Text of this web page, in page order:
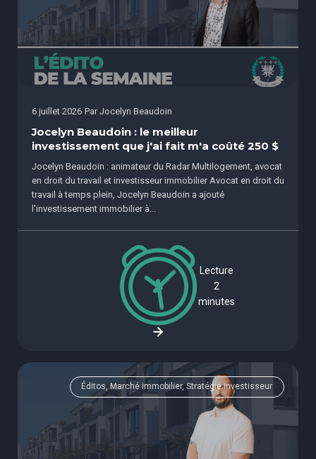
6 juillet 2026 Par Jocelyn Beaudoin
Jocelyn Beaudoin : le meilleur
investissement que j'ai fait m'a coûté 250 $
Jocelyn Beaudoin : animateur du Radar Multilogement, avocat
en droit du travail et investisseur immobilier Avocat en droit du
travail à temps plein, Jocelyn Beaudoin a ajouté
l'investissement immobilier à...
Lecture
2
minutes
Éditos, Marché immobilier, Stratégie investisseur